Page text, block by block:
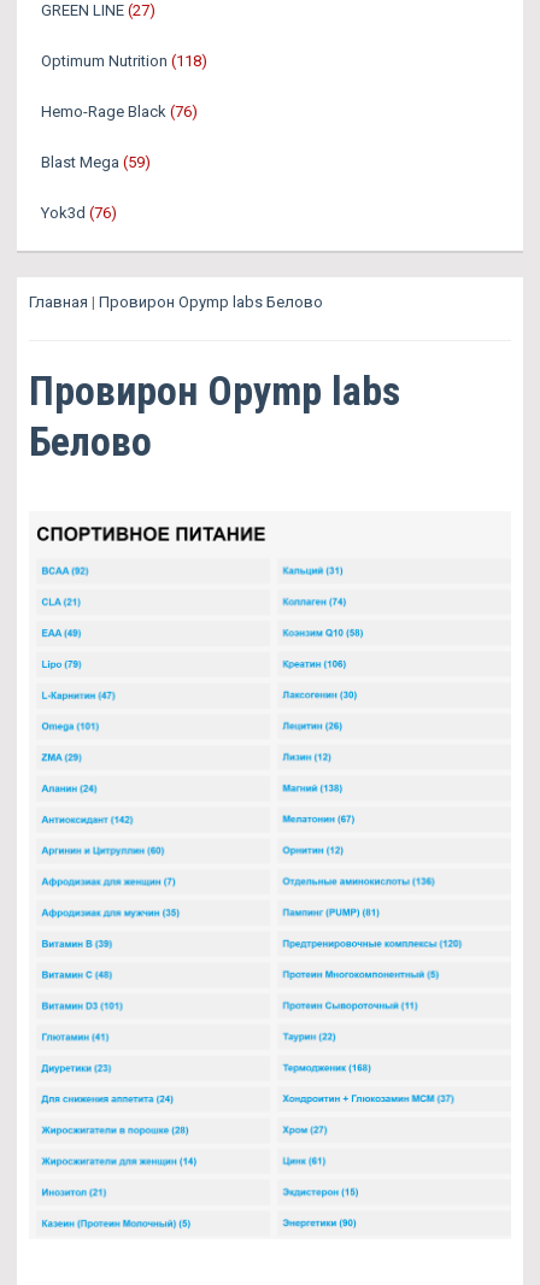
GREEN LINE (27)
Optimum Nutrition (118)
Hemo-Rage Black (76)
Blast Mega (59)
Yok3d (76)
Главная | Провирон Opymp labs Белово
Провирон Opymp labs
Белово